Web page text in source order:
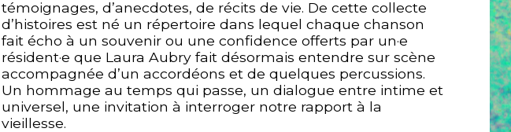
témoignages, d’anecdotes, de récits de vie. De cette collecte
d’histoires est né un répertoire dans lequel chaque chanson
fait écho à un souvenir ou une confidence offerts par un·e
résident·e que Laura Aubry fait désormais entendre sur scène
accompagnée d’un accordéons et de quelques percussions.
Un hommage au temps qui passe, un dialogue entre intime et
universel, une invitation à interroger notre rapport à la
vieillesse.